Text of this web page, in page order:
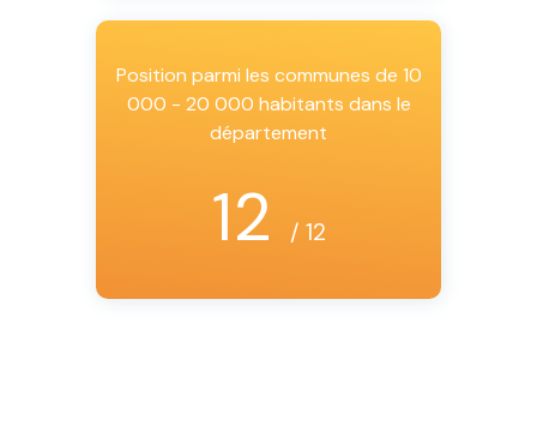
Position parmi les communes de 10
000 - 20 000 habitants dans le
département
12 / 12